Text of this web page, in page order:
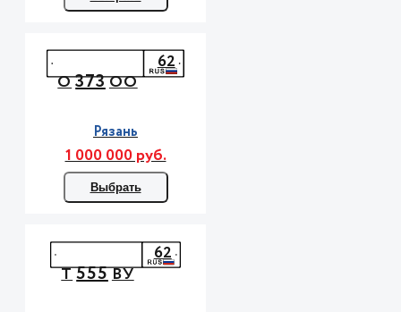
О373ОО
62
Рязань
1 000 000 руб.
Выбрать
Т555ВУ
62